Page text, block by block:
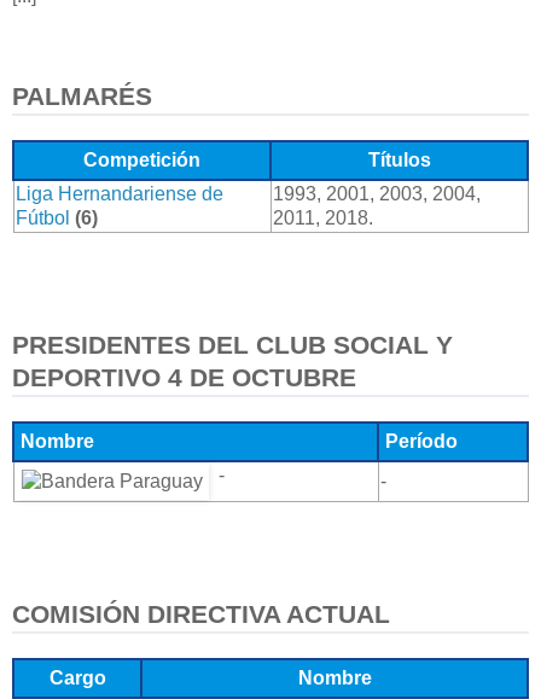
PALMARÉS
Competición
Títulos
Liga Hernandariense de
Fútbol (6)
1993, 2001, 2003, 2004,
2011, 2018.
PRESIDENTES DEL CLUB SOCIAL Y
DEPORTIVO 4 DE OCTUBRE
Nombre
Período
-
-
COMISIÓN DIRECTIVA ACTUAL
Cargo
Nombre